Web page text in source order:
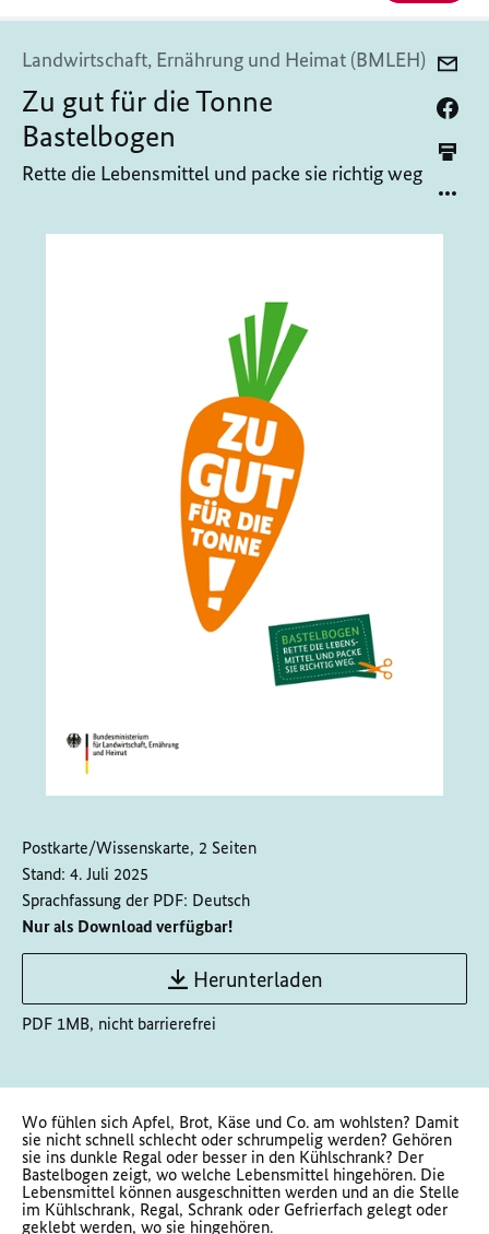
Landwirtschaft, Ernährung und Heimat (BMLEH)
Zu gut für die Tonne
Bastelbogen
Rette die Lebensmittel und packe sie richtig weg
Postkarte/Wissenskarte, 2 Seiten
Stand: 4. Juli 2025
Sprachfassung der PDF: Deutsch
Nur als Download verfügbar!
Herunterladen
PDF 1MB, nicht barrierefrei
Wo fühlen sich Apfel, Brot, Käse und Co. am wohlsten? Damit
sie nicht schnell schlecht oder schrumpelig werden? Gehören
sie ins dunkle Regal oder besser in den Kühlschrank? Der
Bastelbogen zeigt, wo welche Lebensmittel hingehören. Die
Lebensmittel können ausgeschnitten werden und an die Stelle
im Kühlschrank, Regal, Schrank oder Gefrierfach gelegt oder
geklebt werden, wo sie hingehören.